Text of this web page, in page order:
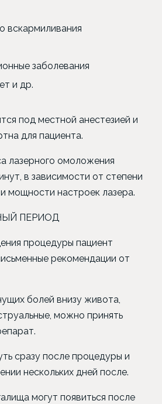
вскармиливания
заболевания
и др.
под местной анестезией и
для пациента.
лазерного омоложения
в зависимости от степени
мощности настроек лазера.
ПЕРИОД
процедуры пациент
рекомендации от
болей внизу живота,
можно принять
сразу после процедуры и
нескольких дней после.
могут появиться после